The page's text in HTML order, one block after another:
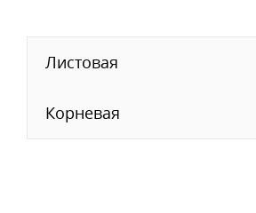
Листовая
Корневая